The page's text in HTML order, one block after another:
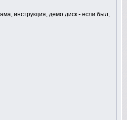
инструкция, демо диск - если был,